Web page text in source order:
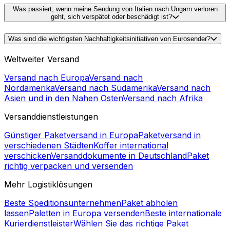
lassenPaletten in Europa versendenBeste internationale
KurierdienstleisterWählen Sie das richtige Paket
Unterstützt durch
SICHERE ZAHLUNG
Das Unternehmen
Über uns
Unternehmen
Presse
Karriere
Das Produkt
API-Integration
Logistikpartner werden
Affiliate werden
Dashboard für Unternehmen